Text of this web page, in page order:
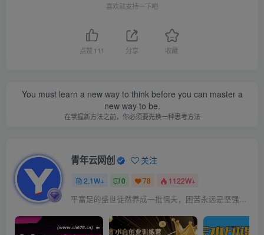
喜欢就支持一下吧
点赞 111 分享 收藏
You must learn a new way to think before you can master a
new way to be.
在掌握新方法之前，你必须要先换一种思考方法
青年云网创 关注
2.1W+ 0 78 1122W+
平富足的盛世徒然养成一批懦夫，困苦永远是坚强之母